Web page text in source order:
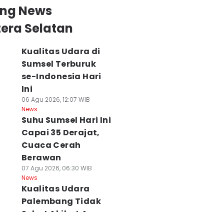
News
Selatan
Kualitas Udara di
Sumsel Terburuk
se-Indonesia Hari
Ini
06 Agu 2026, 12:07 WIB
News
Suhu Sumsel Hari Ini
Capai 35 Derajat,
Cuaca Cerah
Berawan
07 Agu 2026, 06:30 WIB
News
Kualitas Udara
Palembang Tidak